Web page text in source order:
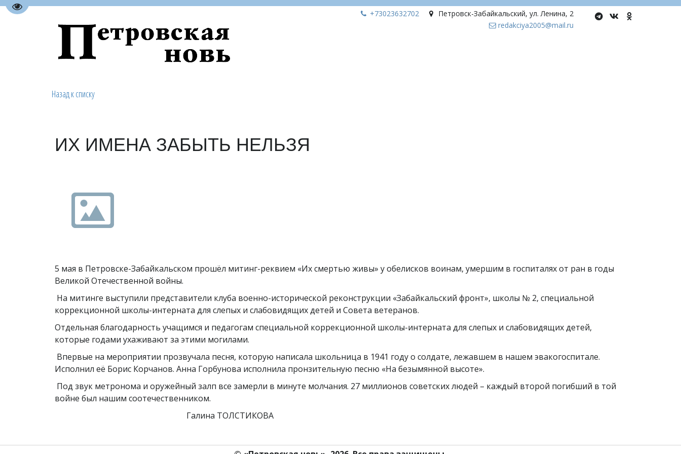
Перейти на версию для слабовидящих
Петровск-Забайкальский, ул. Ленина, 2
+73023632702
redakciya2005@mail.ru
Назад к списку
ИХ ИМЕНА ЗАБЫТЬ НЕЛЬЗЯ
5 мая в Петровске-Забайкальском прошёл митинг-реквием «Их смертью живы» у обелисков воинам, умершим в госпиталях от ран в годы
Великой Отечественной войны.
На митинге выступили представители клуба военно-исторической реконструкции «Забайкальский фронт», школы № 2, специальной
коррекционной школы-интерната для слепых и слабовидящих детей и Совета ветеранов.
Отдельная благодарность учащимся и педагогам специальной коррекционной школы-интерната для слепых и слабовидящих детей,
которые годами ухаживают за этими могилами.
Впервые на мероприятии прозвучала песня, которую написала школьница в 1941 году о солдате, лежавшем в нашем эвакогоспитале.
Исполнил её Борис Корчанов. Анна Горбунова исполнила пронзительную песню «На безымянной высоте».
Под звук метронома и оружейный залп все замерли в минуте молчания. 27 миллионов советских людей – каждый второй погибший в той
войне был нашим соотечественником.
Галина ТОЛСТИКОВА